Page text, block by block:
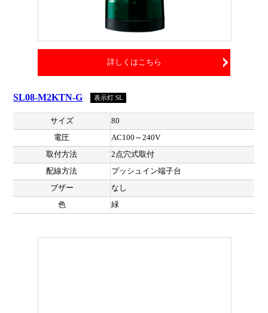
詳しくはこちら
SL08-M2KTN-G 表示灯 SL
サイズ
80
電圧
AC100～240V
取付方法
2点穴式取付
配線方法
プッシュイン端子台
ブザー
なし
色
緑